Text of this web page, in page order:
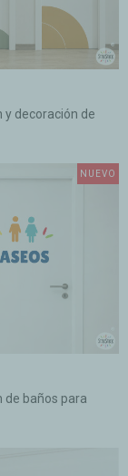
y decoración de
de baños para
NUEVO